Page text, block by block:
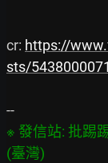
cr: https://
sts/
※ 發信站: 批踢
(臺灣)